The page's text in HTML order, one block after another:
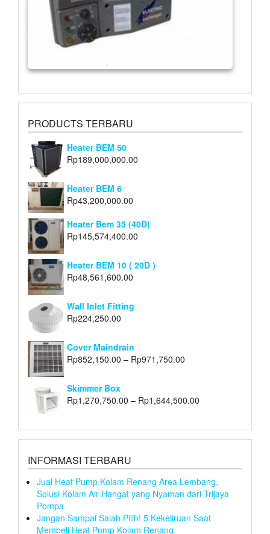
PRODUCTS TERBARU
Heater BEM 50
Rp189,000,000.00
Heater BEM 6
Rp43,200,000.00
Heater Bem 35 (40D)
Rp145,574,400.00
Heater BEM 10 ( 20D )
Rp48,561,600.00
Wall Inlet Fitting
Rp224,250.00
Cover Maindrain
Rp852,150.00 – Rp971,750.00
Skimmer Box
Rp1,270,750.00 – Rp1,644,500.00
INFORMASI TERBARU
Jual Heat Pump Kolam Renang Area Lembang,
Solusi Kolam Air Hangat yang Nyaman dari Trijaya
Pompa
Jangan Sampai Salah Pilih! 5 Kekeliruan Saat
Membeli Heat Pump Kolam Renang